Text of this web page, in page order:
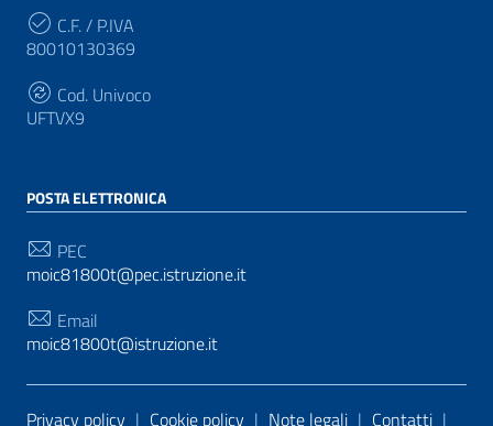
C.F. / P.IVA
80010130369
Cod. Univoco
UFTVX9
POSTA ELETTRONICA
PEC
moic81800t@pec.istruzione.it
Email
moic81800t@istruzione.it
Privacy policy | Cookie policy | Note legali | Contatti |